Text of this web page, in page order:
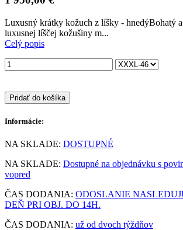
Luxusný krátky kožuch z líšky - hnedýBohatý
luxusnej líščej kožušiny m...
Celý popis
Pridať do košíka
Informácie:
NA SKLADE: DOSTUPNÉ
NA SKLADE: Dostupné na objednávku s
vopred
ČAS DODANIA: ODOSLANIE
DEŇ PRI OBJ. DO 14H.
ČAS DODANIA: už od dvoch týždňov